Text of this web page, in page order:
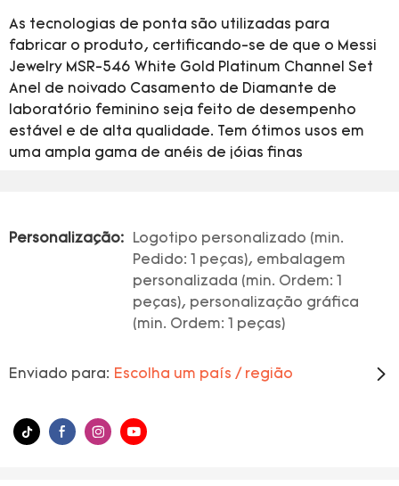
As tecnologias de ponta são utilizadas para
fabricar o produto, certificando-se de que o Messi
Jewelry MSR-546 White Gold Platinum Channel Set
Anel de noivado Casamento de Diamante de
laboratório feminino seja feito de desempenho
estável e de alta qualidade. Tem ótimos usos em
uma ampla gama de anéis de jóias finas
Personalização:
Logotipo personalizado (min.
Pedido: 1 peças), embalagem
personalizada (min. Ordem: 1
peças), personalização gráfica
(min. Ordem: 1 peças)
Enviado para: Escolha um país / região